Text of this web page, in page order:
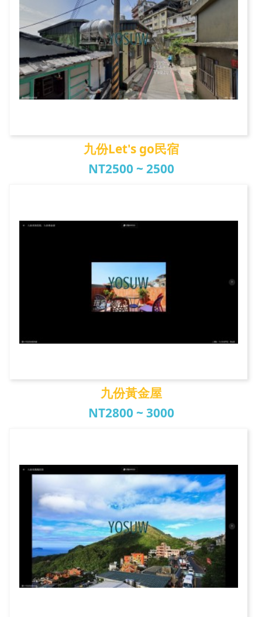
九份Let's go民宿
NT2500 ~ 2500
九份黃金屋
NT2800 ~ 3000